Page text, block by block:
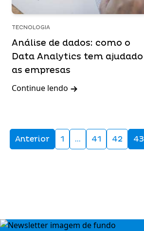
TECNOLOGIA
Análise de dados: como o
Data Analytics tem ajudado
as empresas
Continue lendo
Anterior 1 … 41 42 43